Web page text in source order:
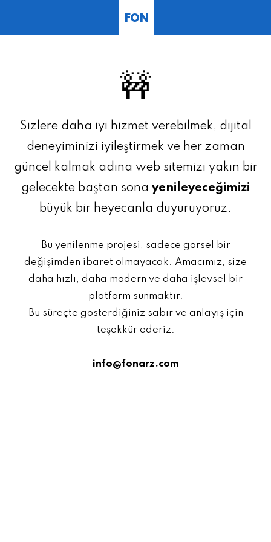
FON
🚧
Sizlere daha iyi hizmet verebilmek, dijital
deneyiminizi iyileştirmek ve her zaman
güncel kalmak adına web sitemizi yakın bir
gelecekte baştan sona yenileyeceğimizi
büyük bir heyecanla duyuruyoruz.
Bu yenilenme projesi, sadece görsel bir
değişimden ibaret olmayacak. Amacımız, size
daha hızlı, daha modern ve daha işlevsel bir
platform sunmaktır.
Bu süreçte gösterdiğiniz sabır ve anlayış için
teşekkür ederiz.
info@fonarz.com